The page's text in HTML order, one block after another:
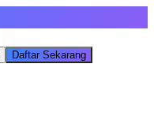
Daftar Sekarang